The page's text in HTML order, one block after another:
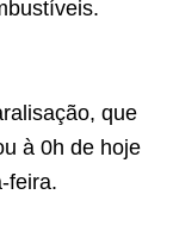
que
à 0h de hoje
feira.